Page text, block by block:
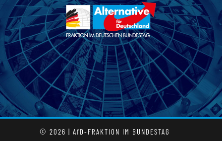
© 2026 | AfD-FRAKTION IM BUNDESTAG